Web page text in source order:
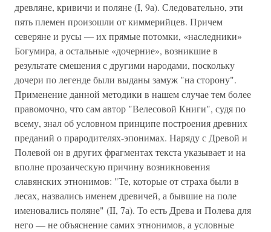
древляне, кривичи и поляне (I, 9а). Следовательно, эти
пять племен произошли от киммерийцев. Причем
северяне и русы — их прямые потомки, «наследники»
Богумира, а остальные «дочерние», возникшие в
результате смешения с другими народами, поскольку
дочери по легенде были выданы замуж "на сторону".
Применение данной методики в нашем случае тем более
правомочно, что сам автор "Велесовой Книги", судя по
всему, знал об условном принципе построения древних
преданий о прародителях-эпонимах. Наряду с Древой и
Полевой он в других фрагментах текста указывает и на
вполне прозаическую причину возникновения
славянских этнонимов: "Те, которые от страха были в
лесах, назвались именем древичей, а бывшие на поле
именовались поляне" (II, 7а). То есть Древа и Полева для
него — не объяснение самих этнонимов, а условные